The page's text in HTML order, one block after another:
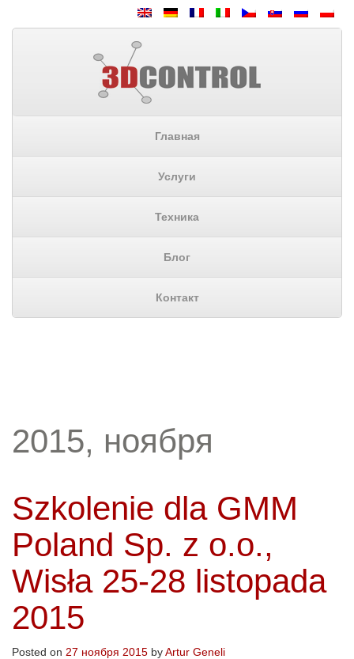
Главная
Услуги
Техника
Блог
Контакт
2015, ноября
Szkolenie dla GMM
Poland Sp. z o.o.,
Wisła 25-28 listopada
2015
Posted on 27 ноября 2015 byArtur Geneli